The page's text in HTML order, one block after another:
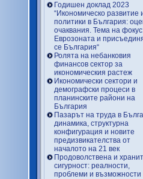
Годишен доклад 2023
“Икономическо развитие
политики в България:
очаквания. Тема на
Еврозоната и
се България“
Ролята на небанковия
финансов сектор за
икономическия растеж
Икономически сектори и
демографски процеси в
планинските райони на
България
Пазарът на труда в
динамика, структурна
конфигурация и новите
предизвикателства от
началото на 21 век
Продоволствена и
сигурност: реалности,
проблеми и възможности